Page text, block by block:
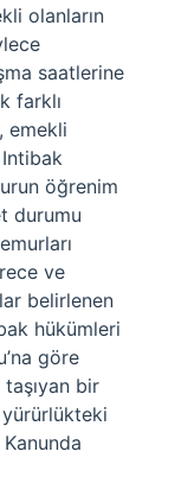
olanların
saatlerine
farklı
emekli
Intibak
öğrenim
durumu
ve
belirlenen
hükümleri
göre
bir
yürürlükteki